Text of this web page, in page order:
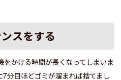
スをする
かける時間が長くなってしまいま
分目ほどゴミが溜まれば捨てまし